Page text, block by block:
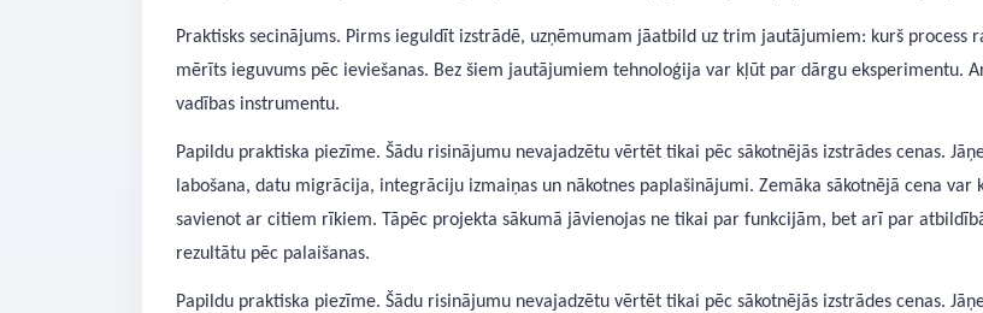
Praktisks secinājums. Pirms ieguldīt izstrādē, uzņēmumam jāatbild uz trim jautājumiem: kurš
mērīts ieguvums pēc ieviešanas. Bez šiem jautājumiem tehnoloģija var kļūt par dārgu eksperimentu.
vadības instrumentu.
Papildu praktiska piezīme. Šādu risinājumu nevajadzētu vērtēt tikai pēc sākotnējās izstrādes cenas.
labošana, datu migrācija, integrāciju izmaiņas un nākotnes paplašinājumi. Zemāka sākotnējā cena
savienot ar citiem rīkiem. Tāpēc projekta sākumā jāvienojas ne tikai par funkcijām, bet arī par
rezultātu pēc palaišanas.
Papildu praktiska piezīme. Šādu risinājumu nevajadzētu vērtēt tikai pēc sākotnējās izstrādes cenas.